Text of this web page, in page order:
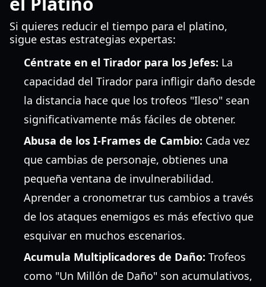
Si quieres reducir el tiempo para el platino,
sigue estas estrategias expertas:
Céntrate en el Tirador para los Jefes: La
capacidad del Tirador para infligir daño desde
la distancia hace que los trofeos "Ileso" sean
significativamente más fáciles de obtener.
Abusa de los I-Frames de Cambio: Cada vez
que cambias de personaje, obtienes una
pequeña ventana de invulnerabilidad.
Aprender a cronometrar tus cambios a través
de los ataques enemigos es más efectivo que
esquivar en muchos escenarios.
Acumula Multiplicadores de Daño: Trofeos
como "Un Millón de Daño" son acumulativos,